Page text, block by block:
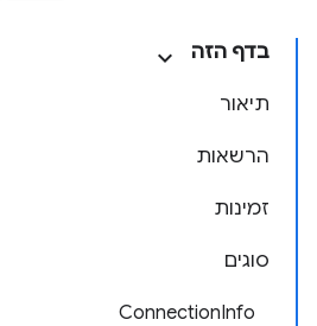
בדף הזה
תיאור
הרשאות
זמינות
סוגים
ConnectionInfo